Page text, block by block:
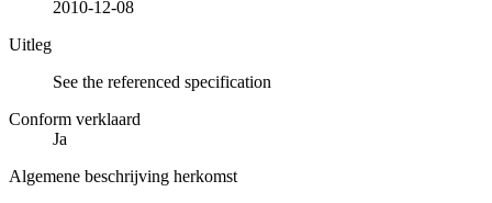
2010-12-08
Uitleg
See the referenced specification
Conform verklaard
Ja
Algemene beschrijving herkomst